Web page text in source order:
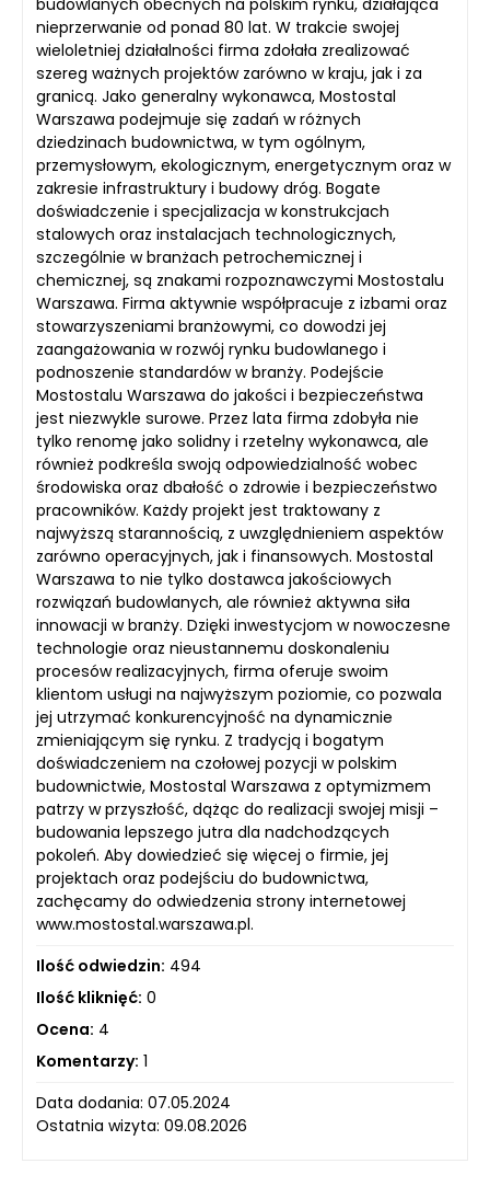
nieprzerwanie od ponad 80 lat. W trakcie swojej
wieloletniej działalności firma zdołała zrealizować
szereg ważnych projektów zarówno w kraju, jak i za
granicą. Jako generalny wykonawca, Mostostal
Warszawa podejmuje się zadań w różnych
dziedzinach budownictwa, w tym ogólnym,
przemysłowym, ekologicznym, energetycznym oraz w
zakresie infrastruktury i budowy dróg. Bogate
doświadczenie i specjalizacja w konstrukcjach
stalowych oraz instalacjach technologicznych,
szczególnie w branżach petrochemicznej i
chemicznej, są znakami rozpoznawczymi Mostostalu
Warszawa. Firma aktywnie współpracuje z izbami oraz
stowarzyszeniami branżowymi, co dowodzi jej
zaangażowania w rozwój rynku budowlanego i
podnoszenie standardów w branży. Podejście
Mostostalu Warszawa do jakości i bezpieczeństwa
jest niezwykle surowe. Przez lata firma zdobyła nie
tylko renomę jako solidny i rzetelny wykonawca, ale
również podkreśla swoją odpowiedzialność wobec
środowiska oraz dbałość o zdrowie i bezpieczeństwo
pracowników. Każdy projekt jest traktowany z
najwyższą starannością, z uwzględnieniem aspektów
zarówno operacyjnych, jak i finansowych. Mostostal
Warszawa to nie tylko dostawca jakościowych
rozwiązań budowlanych, ale również aktywna siła
innowacji w branży. Dzięki inwestycjom w nowoczesne
technologie oraz nieustannemu doskonaleniu
procesów realizacyjnych, firma oferuje swoim
klientom usługi na najwyższym poziomie, co pozwala
jej utrzymać konkurencyjność na dynamicznie
zmieniającym się rynku. Z tradycją i bogatym
doświadczeniem na czołowej pozycji w polskim
budownictwie, Mostostal Warszawa z optymizmem
patrzy w przyszłość, dążąc do realizacji swojej misji –
budowania lepszego jutra dla nadchodzących
pokoleń. Aby dowiedzieć się więcej o firmie, jej
projektach oraz podejściu do budownictwa,
zachęcamy do odwiedzenia strony internetowej
www.mostostal.warszawa.pl.
Ilość odwiedzin: 494
Ilość kliknięć: 0
Ocena: 4
Komentarzy: 1
Data dodania: 07.05.2024
Ostatnia wizyta: 09.08.2026